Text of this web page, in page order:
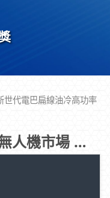
世代電巴扁線油冷高功率
線油冷高功率動力系統